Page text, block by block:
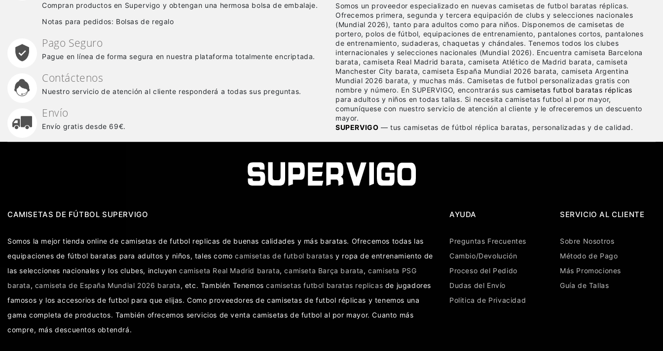
Compran productos en Supervigo y obtengan una hermosa bolsa de embalaje.
Notas para pedidos: Bolsas de regalo
Pago Seguro
Pague en línea de forma segura en nuestra plataforma totalmente encriptada.
Contáctenos
Nuestro servicio de atención al cliente responderá a todas sus preguntas.
Envío
Envío gratis desde 69€.
Somos un proveedor especializado en nuevas camisetas de futbol baratas réplicas.
Ofrecemos primera, segunda y tercera equipación de clubs y selecciones nacionales
(Mundial 2026), tanto para adultos como para niños. Disponemos de camisetas de
portero, polos de fútbol, equipaciones de entrenamiento, pantalones cortos, pantalones
de entrenamiento, sudaderas, chaquetas y chándales. Tenemos todos los clubes
internacionales y selecciones nacionales (Mundial 2026). Encuentra camiseta Barcelona
barata, camiseta Real Madrid barata, camiseta Atlético de Madrid barata, camiseta
Manchester City barata, camiseta España Mundial 2026 barata, camiseta Argentina
Mundial 2026 barata, y muchas más. Camisetas de futbol personalizadas gratis con
nombre y número. En SUPERVIGO, encontrarás suscamisetas futbol baratas réplicas
para adultos y niños en todas tallas. Si necesita camisetas futbol al por mayor,
comuníquese con nuestro servicio de atención al cliente y le ofreceremos un descuento
mayor.
SUPERVIGO — tus camisetas de fútbol réplica baratas, personalizadas y de calidad.
CAMISETAS DE FÚTBOL SUPERVIGO
Somos la mejor tienda online de camisetas de futbol replicas de buenas calidades y más baratas. Ofrecemos todas las
equipaciones de fútbol baratas para adultos y niños, tales comocamisetas de futbol baratas y ropa de entrenamiento de
las selecciones nacionales y los clubes, incluyencamiseta Real Madrid barata,camiseta Barça barata,camiseta PSG
barata, camiseta de España Mundial 2026 barata, etc. También Tenemoscamisetas futbol baratas replicas de jugadores
famosos y los accesorios de futbol para que elijas. Como proveedores de camisetas de futbol réplicas y tenemos una
gama completa de productos. También ofrecemos servicios de venta camisetas de futbol al por mayor. Cuanto más
compre, más descuentos obtendrá.
AYUDA
Preguntas Frecuentes
Cambio/Devolución
Proceso del Pedido
Dudas del Envío
Politica de Privacidad
SERVICIO AL CLIENTE
Sobre Nosotros
Método de Pago
Más Promociones
Guía de Tallas